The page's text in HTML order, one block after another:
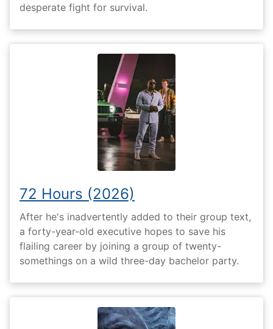
desperate fight for survival.
72 Hours (2026)
After he's inadvertently added to their group text,
a forty-year-old executive hopes to save his
flailing career by joining a group of twenty-
somethings on a wild three-day bachelor party.